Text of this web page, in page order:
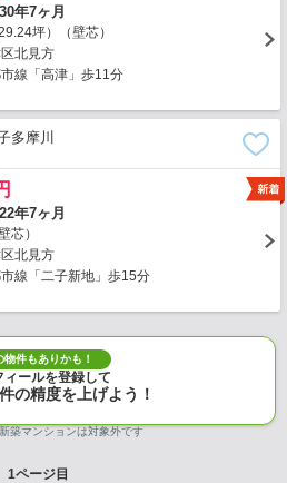
年7ヶ月
坪）（壁芯）
北見方
線「高津」歩11分
多摩川
年7ヶ月
芯）
北見方
線「二子新地」歩15分
物件もありかも！
ィールを登録して
の精度を上げよう！
築マンションは対象外です
1ページ目